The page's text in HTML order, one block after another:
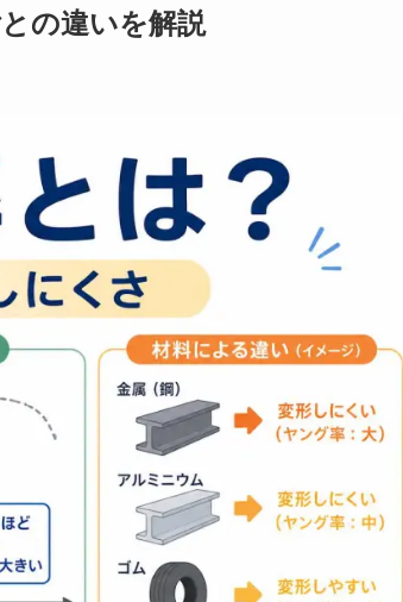
の違いを解説